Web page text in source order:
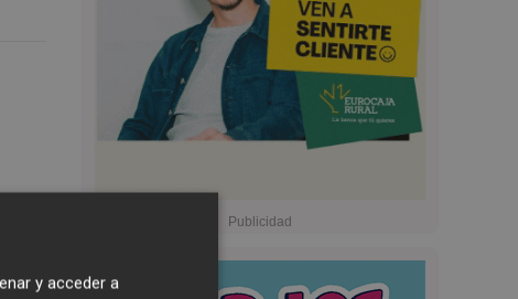
y acceder a